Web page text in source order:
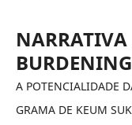
NARRATIVA
A POTENCIALIDADE
GRAMA DE KEUM